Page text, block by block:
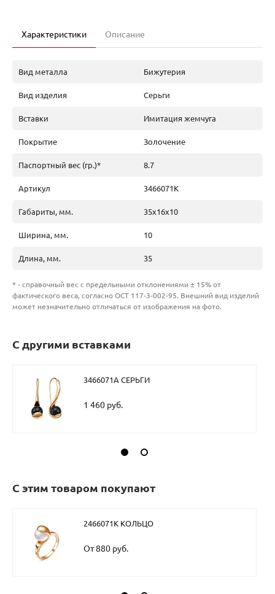
Характеристики Описание
Вид металла Бижутерия
Вид изделия Серьги
Вставки Имитация жемчуга
Покрытие Золочение
Паспортный вес (гр.)* 8.7
Артикул 3466071К
Габариты, мм. 35х16х10
Ширина, мм. 10
Длина, мм. 35
* - справочный вес с предельными отклонениями ± 15% от
фактического веса, согласно ОСТ 117-3-002-95. Внешний вид изделий
может незначительно отличаться от изображения на фото.
С другими вставками
3466071А СЕРЬГИ
1 460 руб.
С этим товаром покупают
2466071К КОЛЬЦО
От 880 руб.